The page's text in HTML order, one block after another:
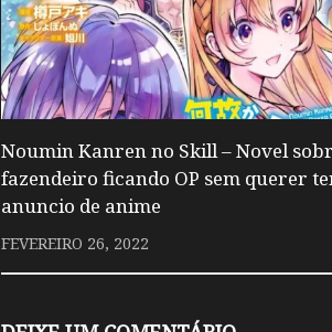
Noumin Kanren no Skill – Novel
fazendeiro ficando OP sem querer
anuncio de anime
FEVEREIRO 26, 2022